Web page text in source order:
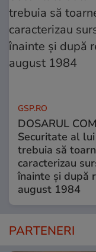
GSP.RO
DOSARUL
Securitate al lui
trebuia să
caracterizau
înainte și după
august 1984
PARTENERI